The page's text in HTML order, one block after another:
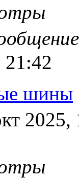
21:42
шины
2025,